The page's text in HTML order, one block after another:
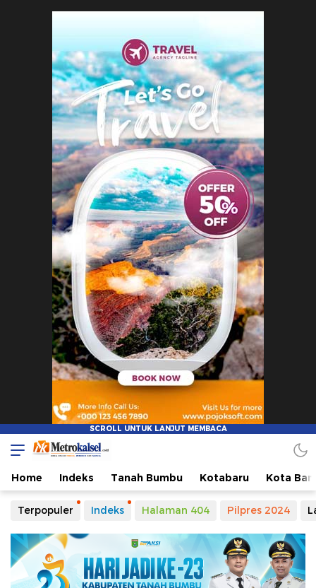
Metro Kalsel
Media Online Terkini, Faktual dan Mendidik
Home Indeks Tanah Bumbu Kotabaru Kota
Terpopuler Indeks Halaman 404 Pilpres 2024